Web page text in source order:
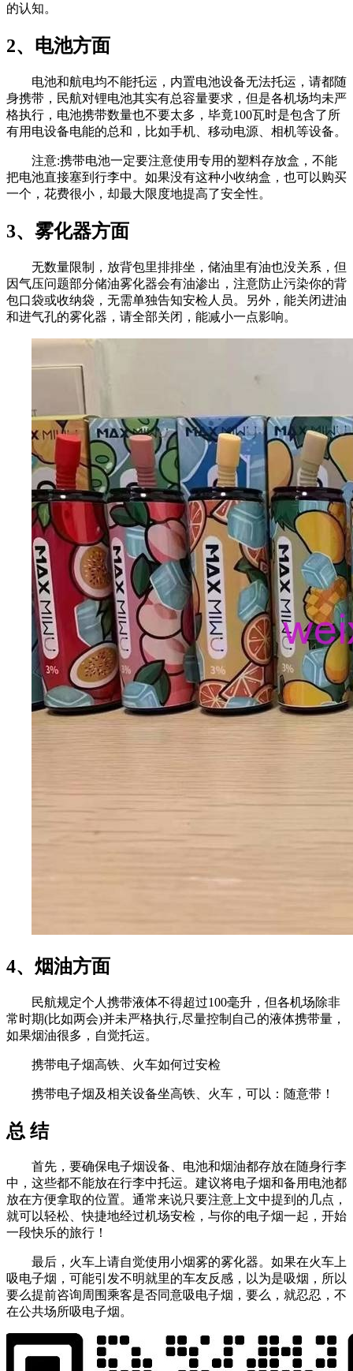
的认知。
2、电池方面
电池和航电均不能托运，内置电池设备无法托运，请都随
身携带，民航对锂电池其实有总容量要求，但是各机场均未严
格执行，电池携带数量也不要太多，毕竟100瓦时是包含了所
有用电设备电能的总和，比如手机、移动电源、相机等设备。
注意:携带电池一定要注意使用专用的塑料存放盒，不能
把电池直接塞到行李中。如果没有这种小收纳盒，也可以购买
一个，花费很小，却最大限度地提高了安全性。
3、雾化器方面
无数量限制，放背包里排排坐，储油里有油也没关系，但
因气压问题部分储油雾化器会有油渗出，注意防止污染你的背
包口袋或收纳袋，无需单独告知安检人员。另外，能关闭进油
和进气孔的雾化器，请全部关闭，能减小一点影响。
4、烟油方面
民航规定个人携带液体不得超过100毫升，但各机场除非
常时期(比如两会)并未严格执行,尽量控制自己的液体携带量，
如果烟油很多，自觉托运。
携带电子烟高铁、火车如何过安检
携带电子烟及相关设备坐高铁、火车，可以：随意带！
总 结
首先，要确保电子烟设备、电池和烟油都存放在随身行李
中，这些都不能放在行李中托运。建议将电子烟和备用电池都
放在方便拿取的位置。通常来说只要注意上文中提到的几点，
就可以轻松、快捷地经过机场安检，与你的电子烟一起，开始
一段快乐的旅行！
最后，火车上请自觉使用小烟雾的雾化器。如果在火车上
吸电子烟，可能引发不明就里的车友反感，以为是吸烟，所以
要么提前咨询周围乘客是否同意吸电子烟，要么，就忍忍，不
在公共场所吸电子烟。